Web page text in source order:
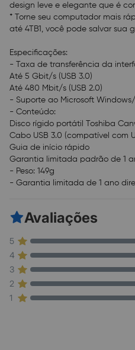
design leve e elegante que é
* Torne seu computador mais
até 4TB1, você pode salvar sua
Especificações:
- Taxa de transferência da
Até 5 Gbit/s (USB 3.0)
Até 480 Mbit/s (USB 2.0)
- Suporte ao Microsoft
- Conteúdo:
Disco rígido portátil Toshiba
Cabo USB 3.0 (compatível com
Guia de início rápido
Garantia limitada padrão de 1
- Peso: 149g
- Garantia limitada de 1 ano
Avaliações
5
4
3
2
1